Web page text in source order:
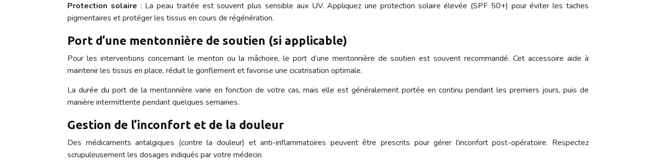
Protection solaire : La peau traitée est souvent plus sensible aux UV. Appliquez une protection solaire élevée (SPF 50+) pour éviter les taches
pigmentaires et protéger les tissus en cours de régénération.
Port d’une mentonnière de soutien (si applicable)
Pour les interventions concernant le menton ou la mâchoire, le port d’une mentonnière de soutien est souvent recommandé. Cet accessoire aide à
maintenir les tissus en place, réduit le gonflement et favorise une cicatrisation optimale.
La durée du port de la mentonnière varie en fonction de votre cas, mais elle est généralement portée en continu pendant les premiers jours, puis de
manière intermittente pendant quelques semaines.
Gestion de l’inconfort et de la douleur
Des médicaments antalgiques (contre la douleur) et anti-inflammatoires peuvent être prescrits pour gérer l’inconfort post-opératoire. Respectez
scrupuleusement les dosages indiqués par votre médecin.